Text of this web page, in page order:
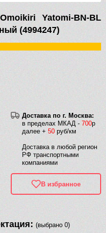
Yatomi-BN-BL
(4994247)
Доставка по г. Москва:
в пределах МКАД - 700р
далее + 50 руб/км
Доставка в любой регион
РФ транспортными
компаниями
В избранное
(выбрано 0)